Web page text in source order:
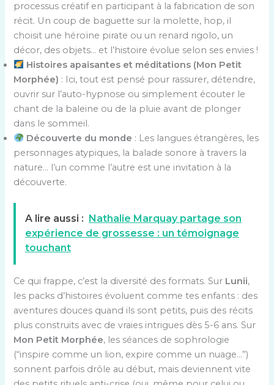
processus créatif en participant à la fabrication de son
récit. Un coup de baguette sur la molette, hop, il
choisit une héroïne pirate ou un renard rigolo, un
décor, des objets… et l’histoire évolue selon ses envies !
Histoires apaisantes et méditations (Mon Petit
Morphée) : Ici, tout est pensé pour rassurer, détendre,
ouvrir sur l’auto-hypnose ou simplement écouter le
chant de la baleine ou de la pluie avant de plonger
dans le sommeil.
Découverte du monde : Les langues étrangères, les
personnages atypiques, la balade sonore à travers la
nature… l’un comme l’autre est une invitation à la
découverte.
A lire aussi :
Nathalie Marquay partage son
expérience de grossesse : un témoignage
touchant
Ce qui frappe, c’est la diversité des formats. Sur Lunii,
les packs d’histoires évoluent comme tes enfants : des
aventures douces quand ils sont petits, puis des récits
plus construits avec de vraies intrigues dès 5-6 ans. Sur
Mon Petit Morphée, les séances de sophrologie
(“inspire comme un lion, expire comme un nuage…”)
sonnent parfois drôle au début, mais deviennent vite